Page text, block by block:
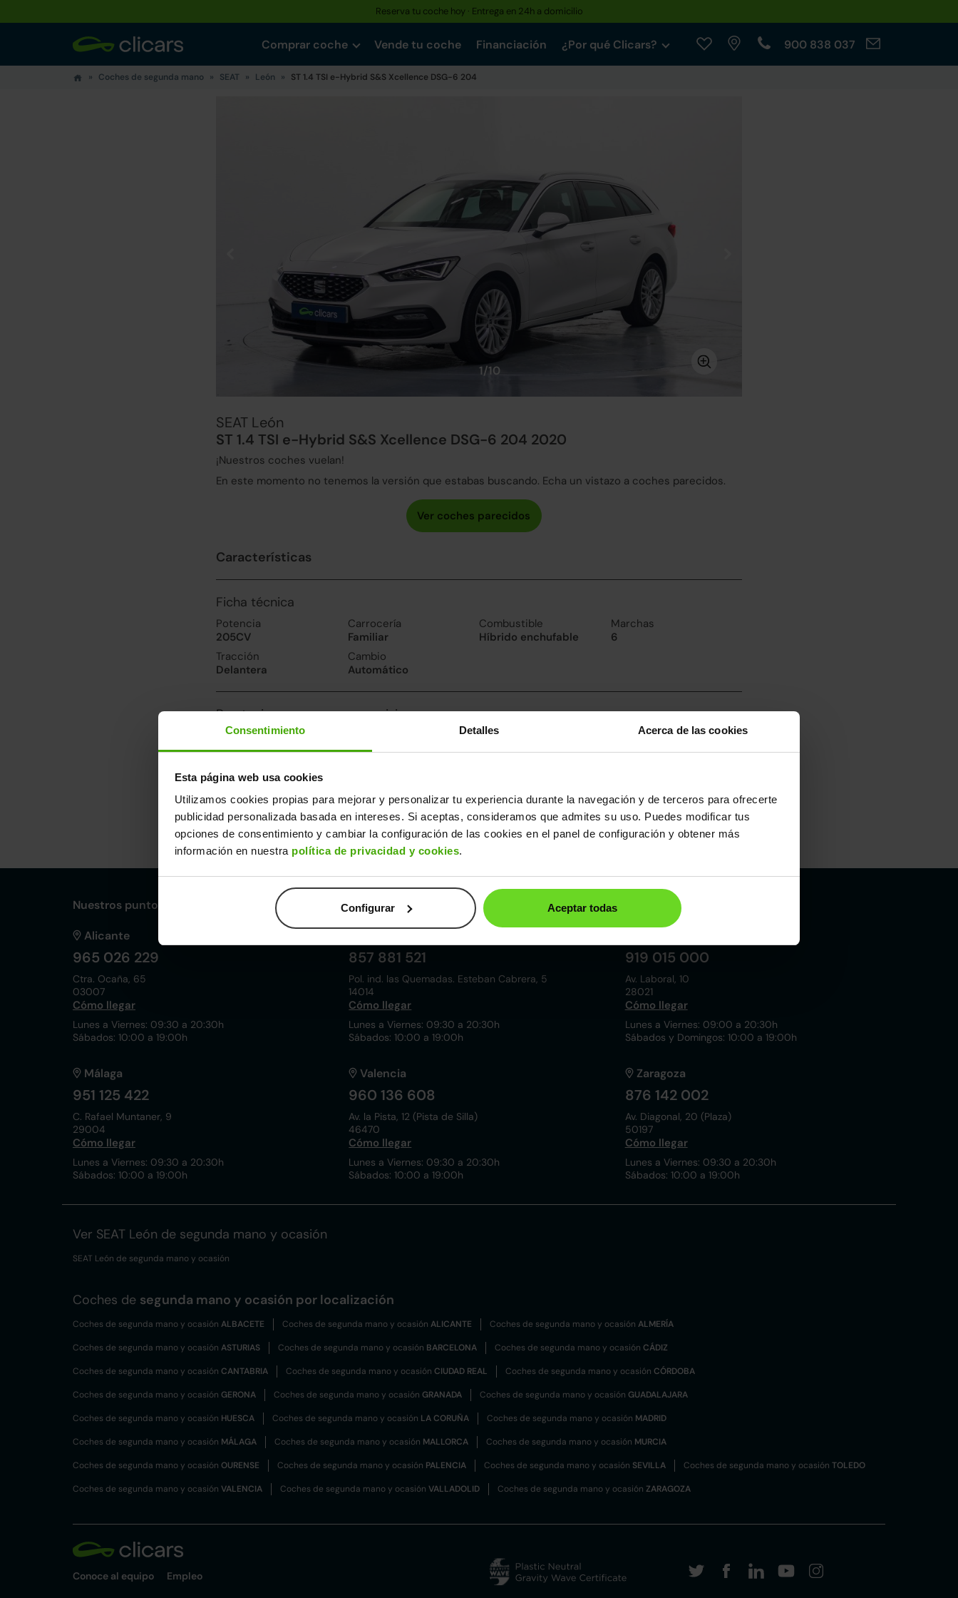
Consentimiento Detalles Acerca de las cookies
Esta página web usa cookies
Utilizamos cookies propias para mejorar y personalizar tu experiencia durante la navegación y de terceros para ofrecerte
publicidad personalizada basada en intereses. Si aceptas, consideramos que admites su uso. Puedes modificar tus
opciones de consentimiento y cambiar la configuración de las cookies en el panel de configuración y obtener más
información en nuestra política de privacidad y cookies.
Configurar Aceptar todas
Reserva tu coche hoy · Entrega en 24h a domicilio
Comprar coche Vende tu coche Financiación ¿Por qué Clicars? 900 838 037
Coches de segunda mano SEAT León ST 1.4 TSI e-Hybrid S&S Xcellence DSG-6 204
1/10
SEAT León
ST 1.4 TSI e-Hybrid S&S Xcellence DSG-6 204 2020
¡Nuestros coches vuelan!
En este momento no tenemos la versión que estabas buscando. Echa un vistazo a coches parecidos.
Características
Ficha técnica
Potencia
205CV
Carrocería
Familiar
Combustible
Híbrido enchufable
Marchas
6
Tracción
Delantera
Cambio
Automático
Prestaciones, consumo y emisiones
Velocidad máxima
220km/h
7.7segundos
Emisiones
34CO2
Consumo mixto
1.4l/100
1.8l/100
Dimensiones y otros datos
Largo
Ancho
Alto
1,45m
Nuestros puntos de venta Clicars:
Alicante
965 026 229
Ctra. Ocaña, 65
03007
Cómo llegar
Lunes a Viernes: 09:30 a 20:30h
Sábados: 10:00 a 19:00h
857 881 521
Pol. ind. las Quemadas. Esteban Cabrera, 5
14014
Cómo llegar
Lunes a Viernes: 09:30 a 20:30h
Sábados: 10:00 a 19:00h
919 015 000
Av. Laboral, 10
28021
Cómo llegar
Lunes a Viernes: 09:00 a 20:30h
Sábados y Domingos: 10:00 a 19:00h
Málaga
951 125 422
C. Rafael Muntaner, 9
29004
Cómo llegar
Lunes a Viernes: 09:30 a 20:30h
Sábados: 10:00 a 19:00h
Valencia
960 136 608
Av. la Pista, 12 (Pista de Silla)
46470
Cómo llegar
Lunes a Viernes: 09:30 a 20:30h
Sábados: 10:00 a 19:00h
Zaragoza
876 142 002
Av. Diagonal, 20 (Plaza)
50197
Cómo llegar
Lunes a Viernes: 09:30 a 20:30h
Sábados: 10:00 a 19:00h
Ver SEAT León de segunda mano y ocasión
SEAT León de segunda mano y ocasión
Coches de segunda mano y ocasión por localización
Coches de segunda mano y ocasión ALBACETE Coches de segunda mano y ocasión ALICANTE Coches de segunda mano y ocasión ALMERÍA
Coches de segunda mano y ocasión ASTURIAS Coches de segunda mano y ocasión BARCELONA Coches de segunda mano y ocasión CÁDIZ
Coches de segunda mano y ocasión CANTABRIA Coches de segunda mano y ocasión CIUDAD REAL Coches de segunda mano y ocasión CÓRDOBA
Coches de segunda mano y ocasión GERONA Coches de segunda mano y ocasión GRANADA Coches de segunda mano y ocasión GUADALAJARA
Coches de segunda mano y ocasión HUESCA Coches de segunda mano y ocasión LA CORUÑA Coches de segunda mano y ocasión MADRID
Coches de segunda mano y ocasión MÁLAGA Coches de segunda mano y ocasión MALLORCA Coches de segunda mano y ocasión MURCIA
Coches de segunda mano y ocasión OURENSE Coches de segunda mano y ocasión PALENCIA Coches de segunda mano y ocasión SEVILLA Coches de segunda mano y ocasión TOLEDO
Coches de segunda mano y ocasión VALENCIA Coches de segunda mano y ocasión VALLADOLID Coches de segunda mano y ocasión ZARAGOZA
Conoce al equipo Empleo